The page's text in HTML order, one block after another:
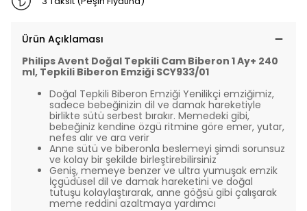
Ürün Açıklaması
Philips Avent Doğal Tepkili Cam Biberon 1 Ay+ 240
ml, Tepkili Biberon Emziği SCY933/01
Doğal Tepkili Biberon Emziği Yenilikçi emziğimiz,
sadece bebeğinizin dil ve damak hareketiyle
birlikte sütü serbest bırakır. Memedeki gibi,
bebeğiniz kendine özgü ritmine göre emer, yutar,
nefes alır ve ara verir
Anne sütü ve biberonla beslemeyi şimdi sorunsuz
ve kolay bir şekilde birleştirebilirsiniz
Geniş, memeye benzer ve ultra yumuşak emzik
İçgüdüsel dil ve damak hareketini ve doğal
tutuşu kolaylaştırarak, anne göğsü gibi çalışarak
meme reddini azaltmaya yardımcı